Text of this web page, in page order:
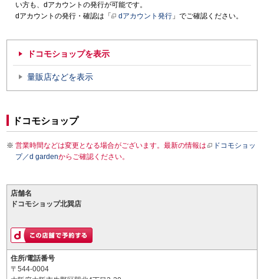
い方も、dアカウントの発行が可能です。
dアカウントの発行・確認は「
dアカウント発行 」でご確認ください。
ドコモショップを表示
量販店などを表示
ドコモショップ
営業時間などは変更となる場合がございます。最新の情報は
ドコモショッ
プ／d gardenからご確認ください。
店舗名
ドコモショップ北巽店
住所/電話番号
〒544-0004